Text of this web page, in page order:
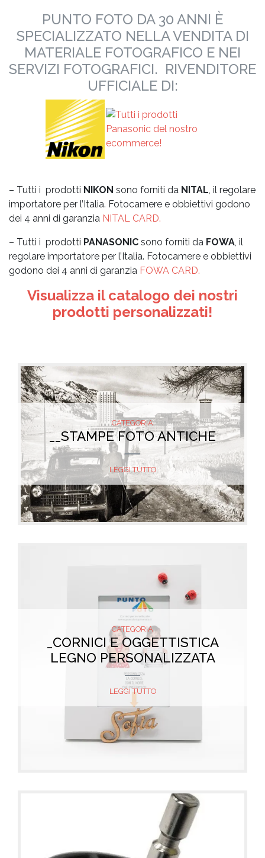
PUNTO FOTO DA 30 ANNI È
SPECIALIZZATO NELLA VENDITA DI
MATERIALE FOTOGRAFICO E NEI
SERVIZI FOTOGRAFICI. RIVENDITORE
UFFICIALE DI:
– Tutti i prodotti NIKON sono forniti da NITAL, il regolare
importatore per l’Italia. Fotocamere e obbiettivi godono
dei 4 anni di garanzia NITAL CARD.
– Tutti i prodotti PANASONIC sono forniti da FOWA, il
regolare importatore per l’Italia. Fotocamere e obbiettivi
godono dei 4 anni di garanzia FOWA CARD.
Visualizza il catalogo dei nostri
prodotti personalizzati!
CATEGORIA
__STAMPE FOTO ANTICHE
LEGGI TUTTO
CATEGORIA
_CORNICI E OGGETTISTICA
LEGNO PERSONALIZZATA
LEGGI TUTTO